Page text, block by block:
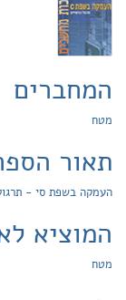
המחברים
מטח
תאור
העמקה בשפת סי -
המוציא
מטח